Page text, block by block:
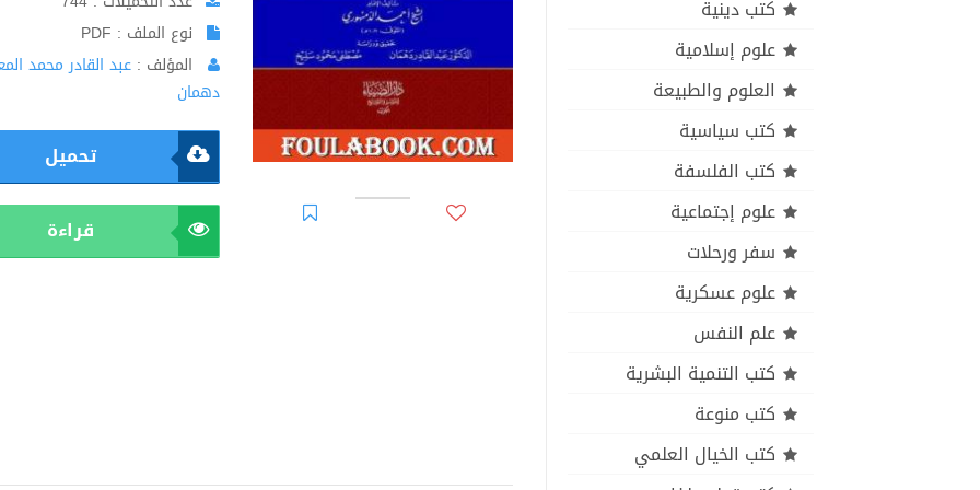
كتب دينية
علوم إسلامية
العلوم والطبيعة
كتب سياسية
كتب الفلسفة
علوم إجتماعية
سفر ورحلات
علوم عسكرية
علم النفس
كتب التنمية البشرية
كتب منوعة
كتب الخيال العلمي
نوع الملف : PDF
المؤلف : عبد القادر محمد
دهمان
تحميل
قراءة